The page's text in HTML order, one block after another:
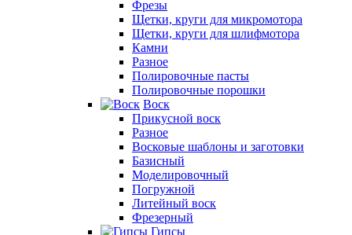
Фрезы
Щетки, круги для микромотора
Щетки, круги для шлифмотора
Камни
Разное
Полировочные пасты
Полировочные порошки
Воск
Прикусной воск
Разное
Восковые шаблоны и заготовки
Базисный
Моделировочный
Погружной
Литейный воск
Фрезерный
Гипсы